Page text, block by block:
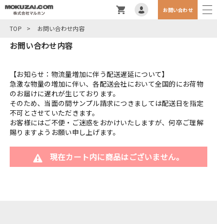
お問い合わせ
TOP > お問い合わせ内容
お問い合わせ内容
【お知らせ：物流量増加に伴う配送遅延について】
急激な物量の増加に伴い、各配送会社において全国的にお荷物
のお届けに遅れが生じております。
そのため、当面の間サンプル請求につきましては配送日を指定
不可とさせていただきます。
お客様にはご不便・ご迷惑をおかけいたしますが、何卒ご理解
賜りますようお願い申し上げます。
現在カート内に商品はございません。